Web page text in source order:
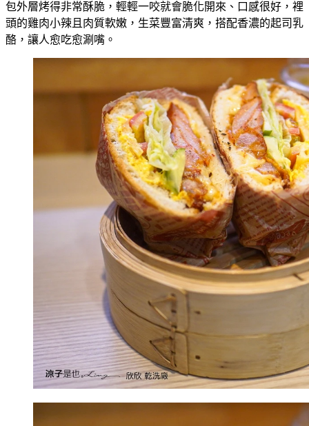
包外層烤得非常酥脆，輕輕一咬就會脆化開來、口感很好，裡
頭的雞肉小辣且肉質軟嫩，生菜豐富清爽，搭配香濃的起司乳
酪，讓人愈吃愈涮嘴。